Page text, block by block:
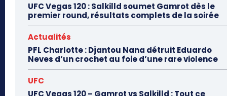
UFC Vegas 120 : Salkilld soumet Gamrot dès le
premier round, résultats complets de la soirée
Actualités
PFL Charlotte : Djantou Nana détruit Eduardo
Neves d’un crochet au foie d’une rare violence
UFC
UFC Vegas 120 – Gamrot vs Salkilld : Tout ce